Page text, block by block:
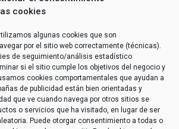
cookies
algunas cookies que son
por el sitio web correctamente (técnicas).
de seguimiento/análisis estadístico
si el sitio cumple los objetivos del negocio y
cookies comportamentales que ayudan a
de publicidad están bien orientadas y
que ve cuando navega por otros sitios se
o servicios que ha visitado, en lugar de ser
Puede otorgar consentimiento a todas o